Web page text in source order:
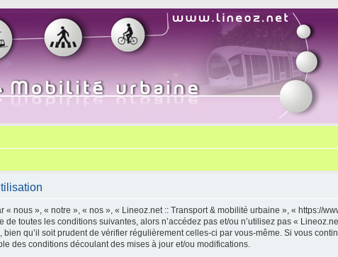
nous », « notre », « nos », « Lineoz.net :: Transport & mobilité urbaine », « https://
toutes les conditions suivantes, alors n’accédez pas et/ou n’utilisez pas «
qu’il soit prudent de vérifier régulièrement celles-ci par vous-même. Si vous
des conditions découlant des mises à jour et/ou modifications.